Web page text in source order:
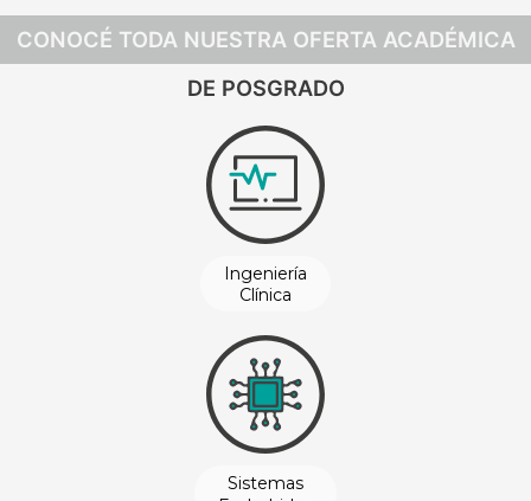
CONOCÉ TODA NUESTRA OFERTA ACADÉMICA
DE POSGRADO
Ingeniería
Clínica
Ingeniería
Clínica
Sistemas